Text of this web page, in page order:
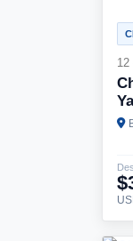
12